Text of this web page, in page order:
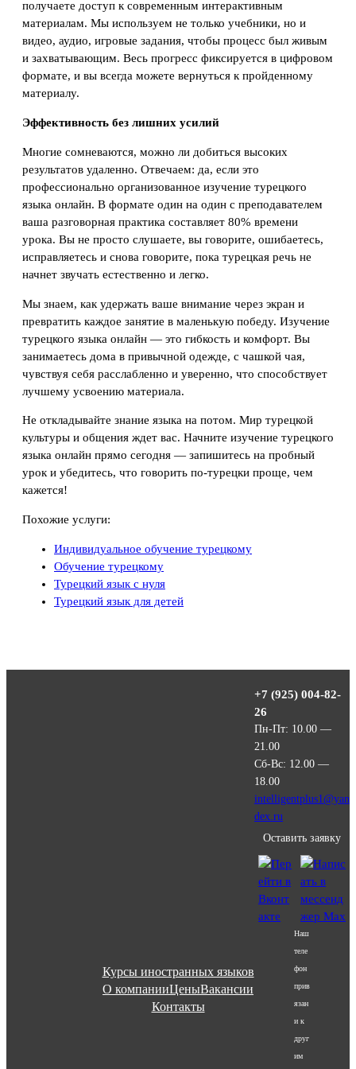
получаете доступ к современным интерактивным
материалам. Мы используем не только учебники, но и
видео, аудио, игровые задания, чтобы процесс был живым
и захватывающим. Весь прогресс фиксируется в цифровом
формате, и вы всегда можете вернуться к пройденному
материалу.
Эффективность без лишних усилий
Многие сомневаются, можно ли добиться высоких
результатов удаленно. Отвечаем: да, если это
профессионально организованное изучение турецкого
языка онлайн. В формате один на один с преподавателем
ваша разговорная практика составляет 80% времени
урока. Вы не просто слушаете, вы говорите, ошибаетесь,
исправляетесь и снова говорите, пока турецкая речь не
начнет звучать естественно и легко.
Мы знаем, как удержать ваше внимание через экран и
превратить каждое занятие в маленькую победу. Изучение
турецкого языка онлайн — это гибкость и комфорт. Вы
занимаетесь дома в привычной одежде, с чашкой чая,
чувствуя себя расслабленно и уверенно, что способствует
лучшему усвоению материала.
Не откладывайте знание языка на потом. Мир турецкой
культуры и общения ждет вас. Начните изучение турецкого
языка онлайн прямо сегодня — запишитесь на пробный
урок и убедитесь, что говорить по-турецки проще, чем
кажется!
Похожие услуги:
Индивидуальное обучение турецкому
Обучение турецкому
Турецкий язык с нуля
Турецкий язык для детей
Курсы иностранных языков
О компанииЦеныВакансии
Контакты
+7 (925) 004-82-
26
Пн-Пт: 10.00 —
21.00
Сб-Вс: 12.00 —
18.00
intelligentplus1@yan
dex.ru
Оставить заявку
Наш
теле
фон
прив
язан
и к
друг
им